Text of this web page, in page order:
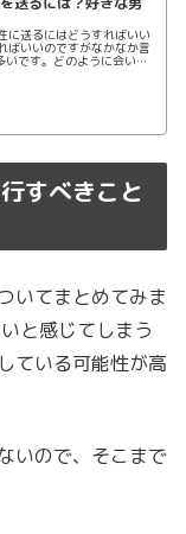
に送るにはどうすればいい
ばいいのですがなかなか言
です。どのように会いた
すべきこと
いてまとめてみま
と感じてしまう
ている可能性が高
いので、そこまで